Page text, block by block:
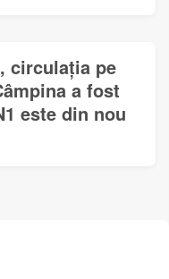
circulația pe
a fost
este din nou